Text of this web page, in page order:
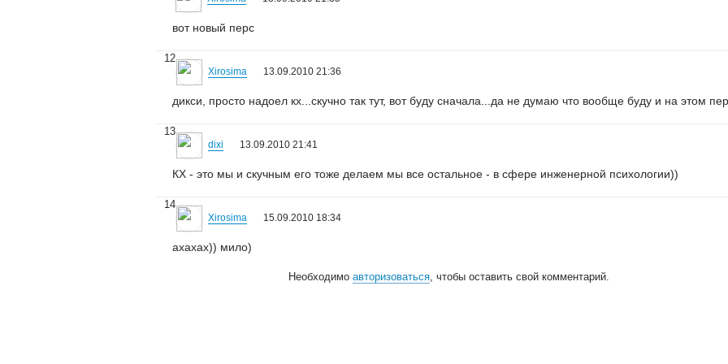
вот новый перс
12
Xirosima 13.09.2010 21:36
дикси, просто надоел кх...скучно так тут, вот буду сначала...да не думаю что вообще буду и на этом
13
dixi 13.09.2010 21:41
КХ - это мы и скучным его тоже делаем мы все остальное - в сфере инженерной психологии))
14
Xirosima 15.09.2010 18:34
ахахах)) мило)
Необходимоавторизоваться, чтобы оставить свой комментарий.